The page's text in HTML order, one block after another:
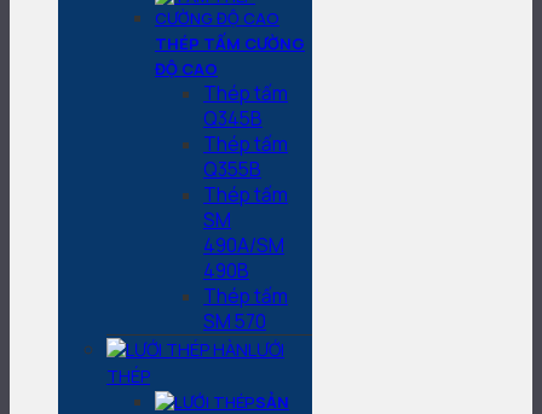
THÉP TẤM CƯỜNG
ĐỘ CAO
Thép tấm
Q345B
Thép tấm
Q355B
Thép tấm
SM
490A/SM
490B
Thép tấm
SM 570
LƯỚI
THÉP
SẢN